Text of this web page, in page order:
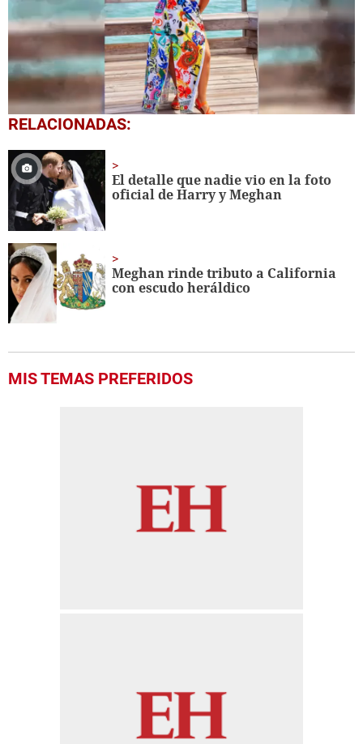
0
seconds
2
minutes,
7
seconds
RELACIONADAS:
El detalle que nadie vio en la foto
oficial de Harry y Meghan
Meghan rinde tributo a California
con escudo heráldico
MIS TEMAS PREFERIDOS